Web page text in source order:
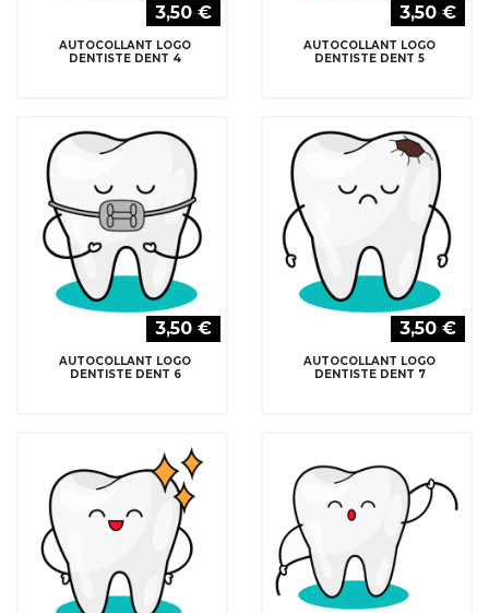
3,50 €
AUTOCOLLANT LOGO
DENTISTE DENT 4
3,50 €
AUTOCOLLANT LOGO
DENTISTE DENT 5
3,50 €
AUTOCOLLANT LOGO
DENTISTE DENT 6
3,50 €
AUTOCOLLANT LOGO
DENTISTE DENT 7